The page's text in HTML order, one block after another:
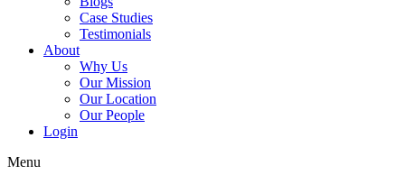
Case Studies
Testimonials
About
Why Us
Our Mission
Our Location
Our People
Login
Menu